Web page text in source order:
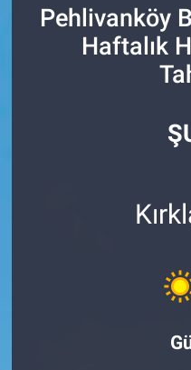
Pehlivanköy
Haftalık
Süper Lig Puan
Tüm Manşetler